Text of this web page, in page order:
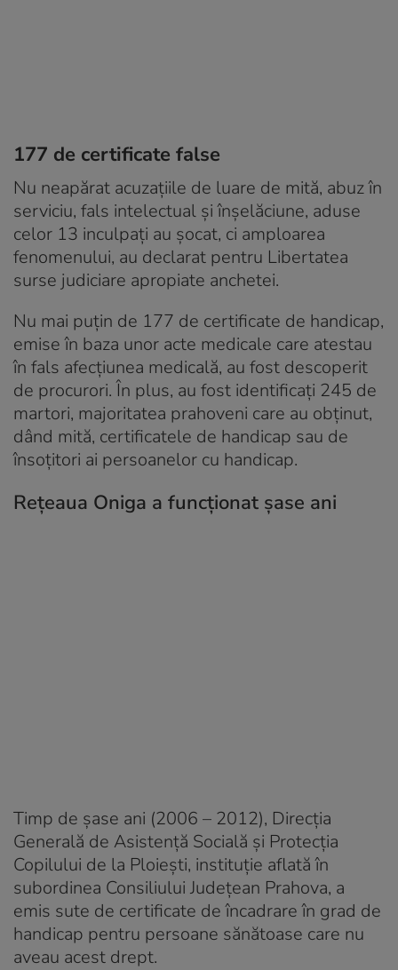
177 de certificate false
Nu neapărat acuzațiile de luare de mită, abuz în
serviciu, fals intelectual și înșelăciune, aduse
celor 13 inculpați au șocat, ci amploarea
fenomenului, au declarat pentru Libertatea
surse judiciare apropiate anchetei.
Nu mai puțin de 177 de certificate de handicap,
emise în baza unor acte medicale care atestau
în fals afecțiunea medicală, au fost descoperit
de procurori. În plus, au fost identificați 245 de
martori, majoritatea prahoveni care au obținut,
dând mită, certificatele de handicap sau de
însoțitori ai persoanelor cu handicap.
Rețeaua Oniga a funcționat șase ani
Timp de șase ani (2006 – 2012), Direcția
Generală de Asistență Socială și Protecția
Copilului de la Ploiești, instituție aflată în
subordinea Consiliului Județean Prahova, a
emis sute de certificate de încadrare în grad de
handicap pentru persoane sănătoase care nu
aveau acest drept.